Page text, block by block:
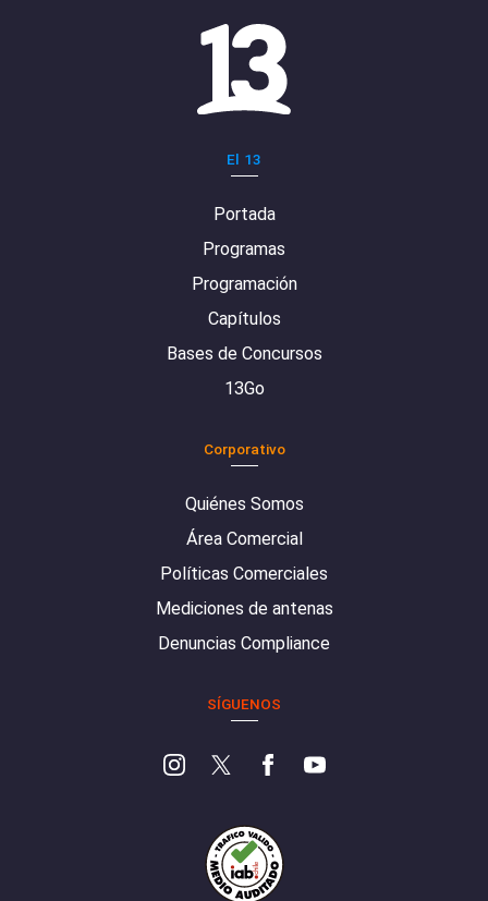
El 13
Portada
Programas
Programación
Capítulos
Bases de Concursos
13Go
Corporativo
Quiénes Somos
Área Comercial
Políticas Comerciales
Mediciones de antenas
Denuncias Compliance
SÍGUENOS